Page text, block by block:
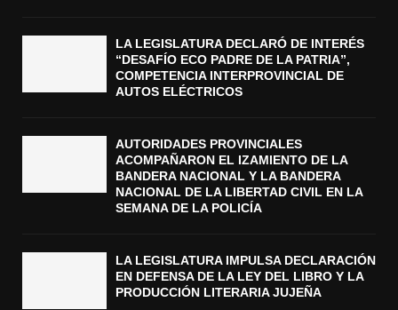
LA LEGISLATURA DECLARÓ DE INTERÉS
“DESAFÍO ECO PADRE DE LA PATRIA”,
COMPETENCIA INTERPROVINCIAL DE
AUTOS ELÉCTRICOS
AUTORIDADES PROVINCIALES
ACOMPAÑARON EL IZAMIENTO DE LA
BANDERA NACIONAL Y LA BANDERA
NACIONAL DE LA LIBERTAD CIVIL EN LA
SEMANA DE LA POLICÍA
LA LEGISLATURA IMPULSA DECLARACIÓN
EN DEFENSA DE LA LEY DEL LIBRO Y LA
PRODUCCIÓN LITERARIA JUJEÑA